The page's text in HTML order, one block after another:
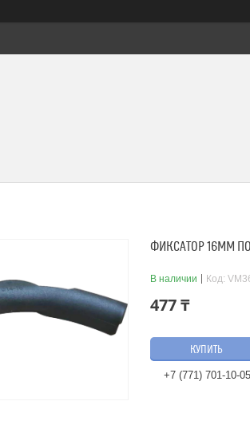
ФИКСАТОР 16ММ
В наличии Код:
477 ₸
КУПИТЬ
+7 (771) 701-10-05